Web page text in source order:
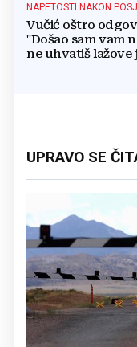
NAPETOSTI NAKON
Vučić oštro
"Došao sam vam
ne uhvatiš lažove
UPRAVO SE